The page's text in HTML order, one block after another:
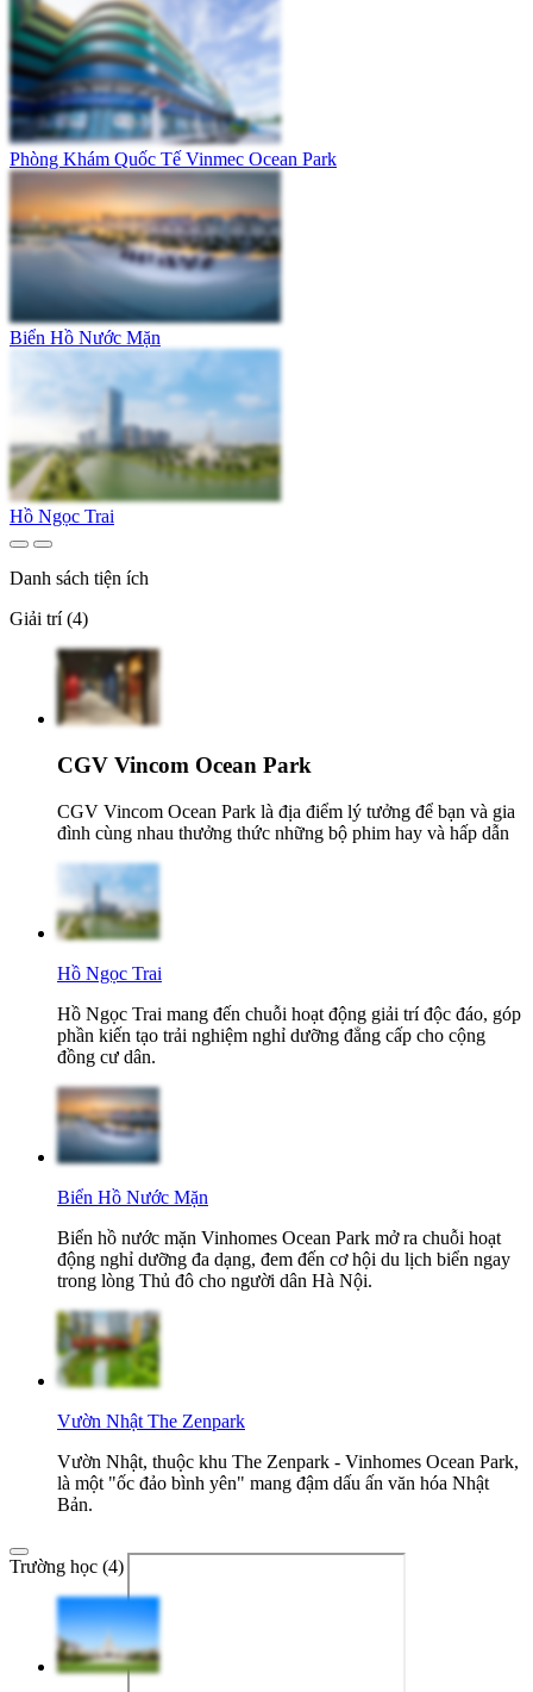
Phòng Khám Quốc Tế Vinmec Ocean Park
Biển Hồ Nước Mặn
Hồ Ngọc Trai
Danh sách tiện ích
Giải trí (4)
CGV Vincom Ocean Park
CGV Vincom Ocean Park là địa điểm lý tưởng để bạn và gia
đình cùng nhau thưởng thức những bộ phim hay và hấp dẫn
Hồ Ngọc Trai
Hồ Ngọc Trai mang đến chuỗi hoạt động giải trí độc đáo, góp
phần kiến tạo trải nghiệm nghỉ dưỡng đẳng cấp cho cộng
đồng cư dân.
Biển Hồ Nước Mặn
Biển hồ nước mặn Vinhomes Ocean Park mở ra chuỗi hoạt
động nghỉ dưỡng đa dạng, đem đến cơ hội du lịch biển ngay
trong lòng Thủ đô cho người dân Hà Nội.
Vườn Nhật The Zenpark
Vườn Nhật, thuộc khu The Zenpark - Vinhomes Ocean Park,
là một "ốc đảo bình yên" mang đậm dấu ấn văn hóa Nhật
Bản.
Trường học (4)